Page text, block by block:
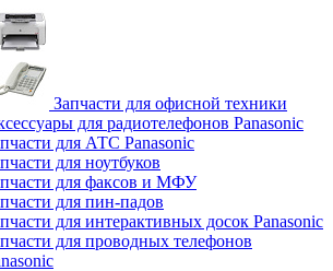
Запчасти для офисной техники
для радиотелефонов Panasonic
для АТС Panasonic
для ноутбуков
для факсов и МФУ
для пин-падов
для интерактивных досок Panasonic
для проводных телефонов